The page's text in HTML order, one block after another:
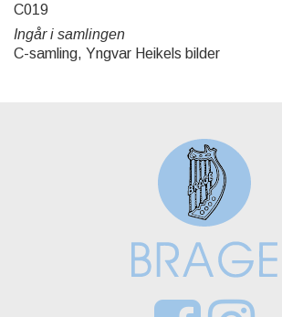
C019
Ingår i samlingen
C-samling, Yngvar Heikels bilder